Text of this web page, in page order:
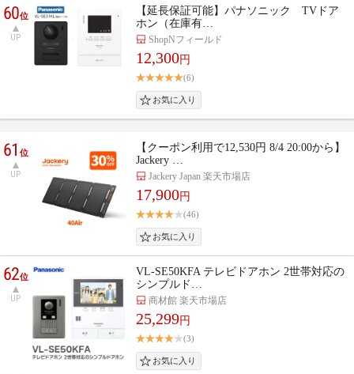
60位
UP
【延長保証可能】パナソニック TVドア
ホン（在庫有…
ShopNフィールド
12,300円
(6)
61位
UP
【クーポン利用で12,530円 8/4 20:00から】
Jackery …
Jackery Japan 楽天市場店
17,900円
(46)
62位
UP
VL-SE50KFA テレビドアホン 2世帯対応の
シンプルド…
商材館 楽天市場店
25,299円
(3)